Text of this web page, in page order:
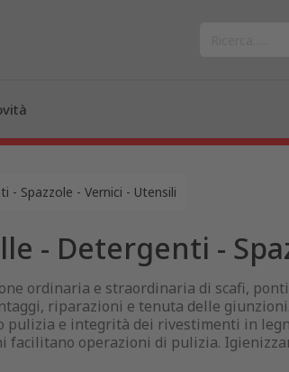
- Spazzole - Vernici - Utensili
- Detergenti -
ordinaria e straordinaria di scafi,
riparazioni e tenuta delle
pulizia e integrità dei rivestimenti in
facilitano operazioni di pulizia.